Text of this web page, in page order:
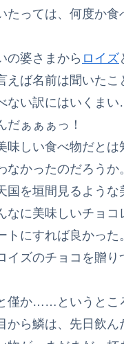
たっては、何度か
の婆さまから ロイズ
えば名前は聞いた
ない訳にはいくま
ぁぁぁっ！
味しい食べ物だと
なかったのだろう
国を垣間見るよう
に美味しいチョコ
トにすれば良かっ
イズのチョコを贈
僅か……というとこ
から鱗は、先日飲